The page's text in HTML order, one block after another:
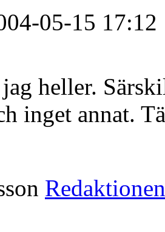
05-15 17:12
heller.
inget annat.
Redaktionen